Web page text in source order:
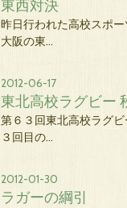
東西対決
昨日行われた高校スポ
大阪の東…
2012-06-17
東北高校ラグビー
第６３回東北高校ラグ
３回目の…
2012-01-30
ラガーの綱引